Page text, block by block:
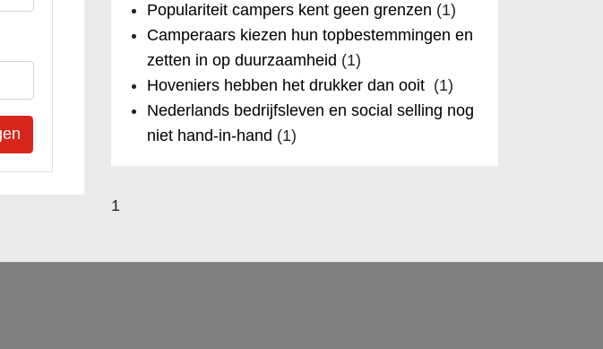
Populariteit campers kent geen grenzen (1)
Camperaars kiezen hun topbestemmingen en
zetten in op duurzaamheid (1)
Hoveniers hebben het drukker dan ooit (1)
Nederlands bedrijfsleven en social selling nog
niet hand-in-hand (1)
1